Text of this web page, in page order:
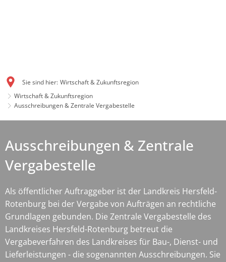
Sie sind hier: Wirtschaft & Zukunftsregion
Wirtschaft & Zukunftsregion
Ausschreibungen & Zentrale Vergabestelle
Ausschreibungen & Zentrale
Vergabestelle
Als öffentlicher Auftraggeber ist der Landkreis Hersfeld-
Rotenburg bei der Vergabe von Aufträgen an rechtliche
Grundlagen gebunden. Die Zentrale Vergabestelle des
Landkreises Hersfeld-Rotenburg betreut die
Vergabeverfahren des Landkreises für Bau-, Dienst- und
Lieferleistungen - die sogenannten Ausschreibungen. Sie